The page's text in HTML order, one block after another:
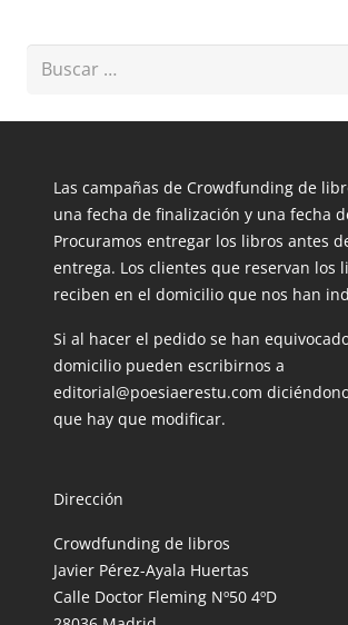
Las campañas de Crowdfunding de
una fecha de finalización y una fecha
Procuramos entregar los libros antes
entrega. Los clientes que reservan los
reciben en el domicilio que nos han
Si al hacer el pedido se han
domicilio pueden escribirnos a
editorial@poesiaerestu.com
que hay que modificar.
Dirección
Crowdfunding de libros
Javier Pérez-Ayala Huertas
Calle Doctor Fleming Nº50 4ºD